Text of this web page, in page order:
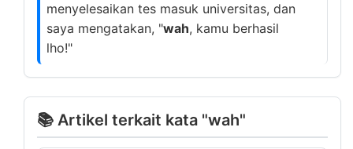
menyelesaikan tes masuk universitas, dan
saya mengatakan, "wah, kamu berhasil
lho!"
📚 Artikel terkait kata "wah"